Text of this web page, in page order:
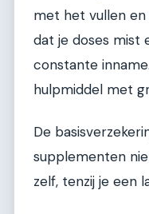
met het vullen
dat je doses mist
constante
hulpmiddel met
De
supplementen
zelf, tenzij je een